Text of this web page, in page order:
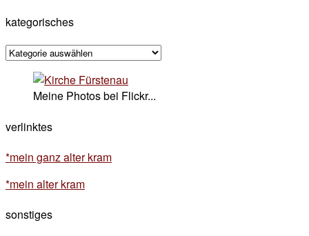
kategorisches
kategorisches
Meine Photos bei Flickr...
verlinktes
*mein ganz alter kram
*mein alter kram
sonstiges